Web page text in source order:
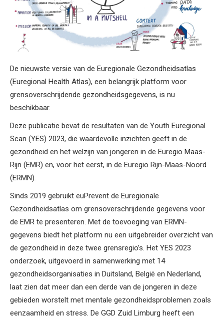
De nieuwste versie van de Euregionale Gezondheidsatlas
(Euregional Health Atlas), een belangrijk platform voor
grensoverschrijdende gezondheidsgegevens, is nu
beschikbaar.
Deze publicatie bevat de resultaten van de Youth Euregional
Scan (YES) 2023, die waardevolle inzichten geeft in de
gezondheid en het welzijn van jongeren in de Euregio Maas-
Rijn (EMR) en, voor het eerst, in de Euregio Rijn-Maas-Noord
(ERMN).
Sinds 2019 gebruikt euPrevent de Euregionale
Gezondheidsatlas om grensoverschrijdende gegevens voor
de EMR te presenteren. Met de toevoeging van ERMN-
gegevens biedt het platform nu een uitgebreider overzicht van
de gezondheid in deze twee grensregio’s. Het YES 2023
onderzoek, uitgevoerd in samenwerking met 14
gezondheidsorganisaties in Duitsland, België en Nederland,
laat zien dat meer dan een derde van de jongeren in deze
gebieden worstelt met mentale gezondheidsproblemen zoals
eenzaamheid en stress. De GGD Zuid Limburg heeft een